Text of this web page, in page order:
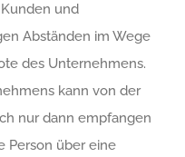
und
Abständen im Wege
des Unternehmens.
kann von der
nur dann empfangen
Person über eine